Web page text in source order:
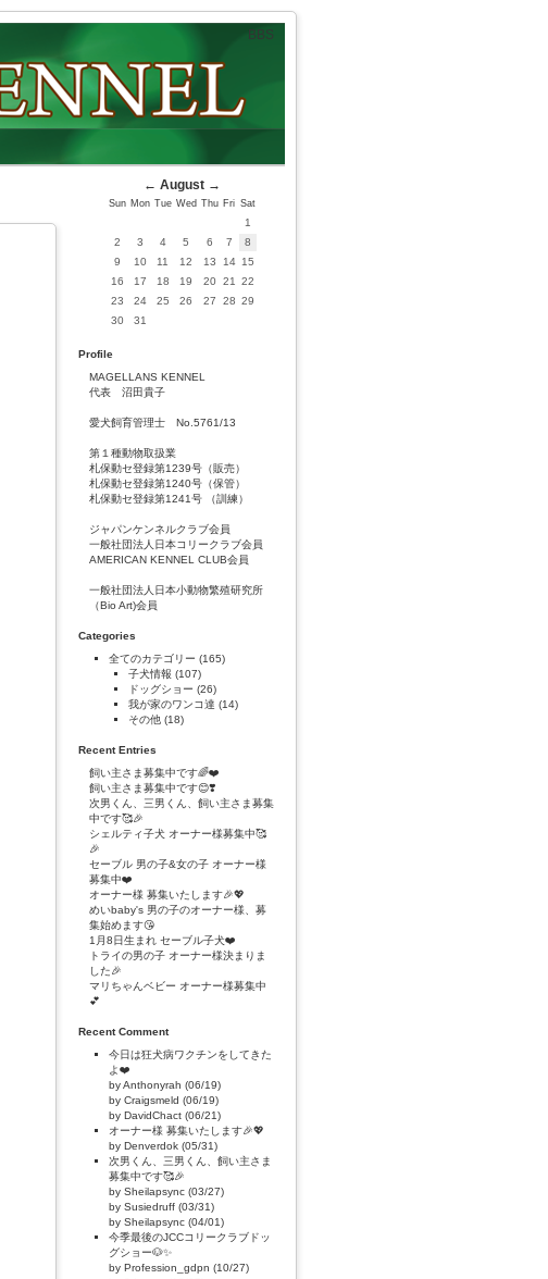
BBS
← August→
Sun Mon Tue Wed Thu Fri Sat
1
2
3 4 5 6 7
8
9
10 11 12 13 14 15
16
17 18 19 20 21
22
23
24 25 26 27 28 29
30
31
Profile
MAGELLANS KENNEL
代表 沼田貴子
愛犬飼育管理士 No.5761/13
第１種動物取扱業
札保動セ登録第1239号（販売）
札保動セ登録第1240号（保管）
札保動セ登録第1241号 （訓練）
ジャパンケンネルクラブ会員
一般社団法人日本コリークラブ会員
AMERICAN KENNEL CLUB会員
一般社団法人日本小動物繁殖研究所
（Bio Art)会員
Categories
全てのカテゴリー (165)
子犬情報 (107)
ドッグショー (26)
我が家のワンコ達 (14)
その他 (18)
Recent Entries
飼い主さま募集中です🌈❤️
飼い主さま募集中です😊❣️
次男くん、三男くん、飼い主さま募集
中です🥰🎉
シェルティ子犬 オーナー様募集中🥰
🎉
セーブル 男の子&女の子 オーナー様
募集中❤️
オーナー様 募集いたします🎉💖
めいbaby's 男の子のオーナー様、募
集始めます😘
1月8日生まれ セーブル子犬❤️
トライの男の子 オーナー様決まりま
した🎉
マリちゃんベビー オーナー様募集中
💕
Recent Comment
今日は狂犬病ワクチンをしてきた
よ❤️
by Anthonyrah (06/19)
by Craigsmeld (06/19)
by DavidChact (06/21)
オーナー様 募集いたします🎉💖
by Denverdok (05/31)
次男くん、三男くん、飼い主さま
募集中です🥰🎉
by Sheilapsync (03/27)
by Susiedruff (03/31)
by Sheilapsync (04/01)
今季最後のJCCコリークラブドッ
グショー🐶✨
by Profession_gdpn (10/27)